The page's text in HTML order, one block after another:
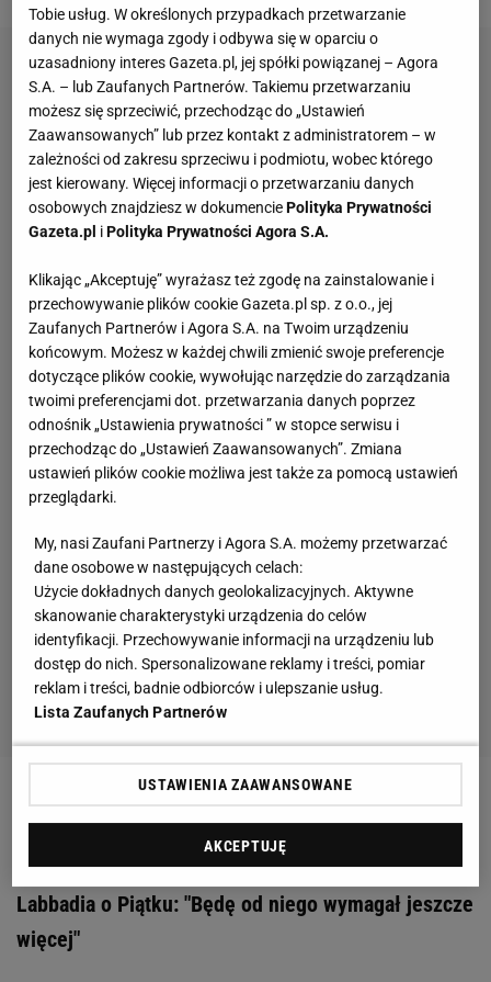
Zobacz wideoTop 6 goli polskich napastników w
sezonie 19/20 [ELEVEN SPORTS]
Labbadia o Piątku: "Będę od niego wymagał jeszcze
więcej"
Tobie usług. W określonych przypadkach przetwarzanie
danych nie wymaga zgody i odbywa się w oparciu o
uzasadniony interes Gazeta.pl, jej spółki powiązanej – Agora
S.A. – lub Zaufanych Partnerów. Takiemu przetwarzaniu
możesz się sprzeciwić, przechodząc do „Ustawień
Zaawansowanych” lub przez kontakt z administratorem – w
zależności od zakresu sprzeciwu i podmiotu, wobec którego
jest kierowany. Więcej informacji o przetwarzaniu danych
osobowych znajdziesz w dokumenciePolityka Prywatności
Gazeta.pl iPolityka Prywatności Agora S.A.
Klikając „Akceptuję” wyrażasz też zgodę na zainstalowanie i
przechowywanie plików cookie Gazeta.pl sp. z o.o., jej
Zaufanych Partnerów i Agora S.A. na Twoim urządzeniu
końcowym. Możesz w każdej chwili zmienić swoje preferencje
dotyczące plików cookie, wywołując narzędzie do zarządzania
twoimi preferencjami dot. przetwarzania danych poprzez
odnośnik „Ustawienia prywatności ” w stopce serwisu i
przechodząc do „Ustawień Zaawansowanych”. Zmiana
ustawień plików cookie możliwa jest także za pomocą ustawień
przeglądarki.
My, nasi Zaufani Partnerzy i Agora S.A. możemy przetwarzać
dane osobowe w następujących celach:
Użycie dokładnych danych geolokalizacyjnych. Aktywne
skanowanie charakterystyki urządzenia do celów
identyfikacji. Przechowywanie informacji na urządzeniu lub
dostęp do nich. Spersonalizowane reklamy i treści, pomiar
reklam i treści, badnie odbiorców i ulepszanie usług.
Lista Zaufanych Partnerów
USTAWIENIA ZAAWANSOWANE
AKCEPTUJĘ